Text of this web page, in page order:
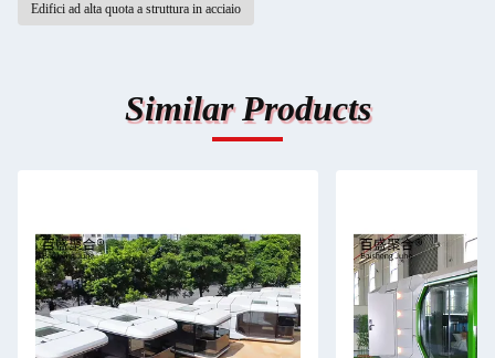
Edifici ad alta quota a struttura in acciaio
Similar Products